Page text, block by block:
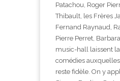
Patachou, Roger
Thibault, les Frères
Fernand Raynaud,
Pierre Perret,
music-hall laissent
comédies
reste fidèle. On y